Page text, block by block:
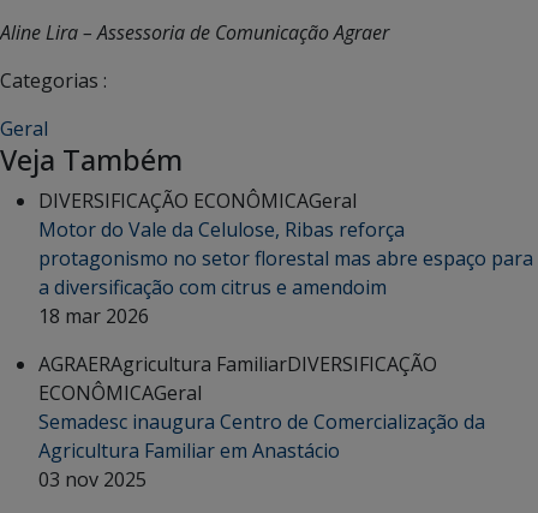
Aline Lira – Assessoria de Comunicação Agraer
Categorias :
Geral
Veja Também
DIVERSIFICAÇÃO ECONÔMICAGeral
Motor do Vale da Celulose, Ribas reforça
protagonismo no setor florestal mas abre espaço para
a diversificação com citrus e amendoim
18 mar 2026
AGRAERAgricultura FamiliarDIVERSIFICAÇÃO
ECONÔMICAGeral
Semadesc inaugura Centro de Comercialização da
Agricultura Familiar em Anastácio
03 nov 2025